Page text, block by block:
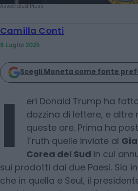
Associated Press
Camilla Conti
8 Luglio 2025
Scegli Moneta come fonte
I
eri Donald Trump ha
dozzina di lettere, e altre
queste ore. Prima ha
Truth quelle inviate al
Corea del Sud in cui
sui prodotti dai due Paesi. Sia
che in quella e Seul, il